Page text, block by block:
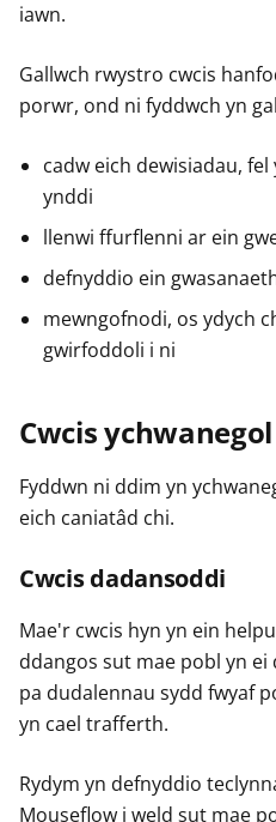
iawn.
Gallwch rwystro cwcis
porwr, ond ni fyddwch yn
cadw eich dewisiadau,
ynddi
llenwi ffurflenni ar ein
defnyddio ein
mewngofnodi, os ydych
gwirfoddoli i ni
Cwcis ychwanegol
Fyddwn ni ddim yn
eich caniatâd chi.
Cwcis dadansoddi
Mae'r cwcis hyn yn ein
ddangos sut mae pobl yn
pa dudalennau sydd fwyaf
yn cael trafferth.
Rydym yn defnyddio
Mouseflow i weld sut mae